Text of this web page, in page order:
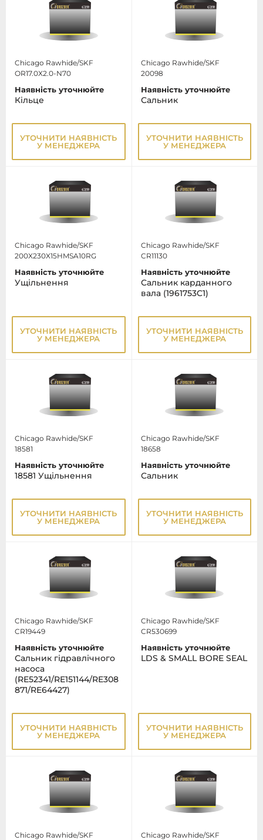
Chicago Rawhide/SKF
OR17.0X2.0-N70
Наявність уточнюйте
Кiльце
УТОЧНИТИ НАЯВНІСТЬ
У МЕНЕДЖЕРА
Chicago Rawhide/SKF
20098
Наявність уточнюйте
Сальник
УТОЧНИТИ НАЯВНІСТЬ
У МЕНЕДЖЕРА
Chicago Rawhide/SKF
200X230X15HMSA10RG
Наявність уточнюйте
Ущільнення
УТОЧНИТИ НАЯВНІСТЬ
У МЕНЕДЖЕРА
Chicago Rawhide/SKF
CR11130
Наявність уточнюйте
Сальник карданного
вала (1961753C1)
УТОЧНИТИ НАЯВНІСТЬ
У МЕНЕДЖЕРА
Chicago Rawhide/SKF
18581
Наявність уточнюйте
18581 Ущільнення
УТОЧНИТИ НАЯВНІСТЬ
У МЕНЕДЖЕРА
Chicago Rawhide/SKF
18658
Наявність уточнюйте
Сальник
УТОЧНИТИ НАЯВНІСТЬ
У МЕНЕДЖЕРА
Chicago Rawhide/SKF
CR19449
Наявність уточнюйте
Сальник гідравлічного
насоса
(RE52341/RE151144/RE308
871/RE64427)
УТОЧНИТИ НАЯВНІСТЬ
У МЕНЕДЖЕРА
Chicago Rawhide/SKF
CR530699
Наявність уточнюйте
LDS & SMALL BORE SEAL
УТОЧНИТИ НАЯВНІСТЬ
У МЕНЕДЖЕРА
Chicago Rawhide/SKF
Chicago Rawhide/SKF